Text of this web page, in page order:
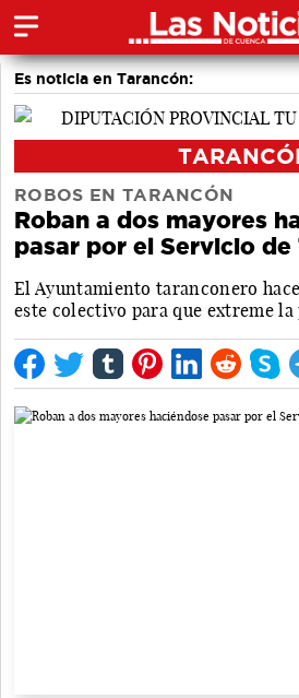
Es noticia en Tarancón:
ROBOS EN TARANCÓN
Roban a dos mayores
pasar por el Servicio de
El Ayuntamiento taranconero
este colectivo para que extreme